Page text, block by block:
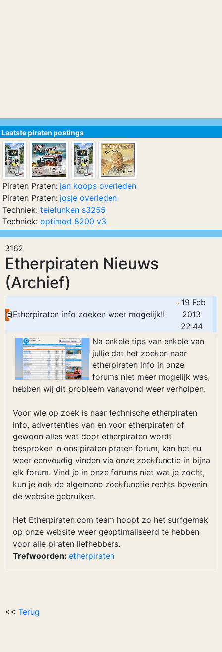
3162
Etherpiraten Nieuws
(Archief)
Etherpiraten info zoeken weer mogelijk!!
19 Feb
2013
22:44
Na enkele tips van enkele van
jullie dat het zoeken naar
etherpiraten info in onze
forums niet meer mogelijk was,
hebben wij dit probleem vanavond weer verholpen.
Voor wie op zoek is naar technische etherpiraten
info, advertenties van en voor etherpiraten of
gewoon alles wat door etherpiraten wordt
besproken in ons piraten praten forum, kan het nu
weer eenvoudig vinden via onze zoekfunctie in bijna
elk forum. Vind je in onze forums niet wat je zocht,
kun je ook de algemene zoekfunctie rechts bovenin
de website gebruiken.
Het Etherpiraten.com team hoopt zo het surfgemak
op onze website weer geoptimaliseerd te hebben
voor alle piraten liefhebbers.
Trefwoorden: etherpiraten
<< Terug
Laatste piraten postings
Piraten Praten: jan koops overleden
Piraten Praten: josje overleden
Techniek: telefunken s3255
Techniek: optimod 8200 v3